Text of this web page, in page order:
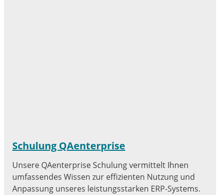
Schulung QAenterprise
Unsere QAenterprise Schulung vermittelt Ihnen
umfassendes Wissen zur effizienten Nutzung und
Anpassung unseres leistungsstarken ERP-Systems.